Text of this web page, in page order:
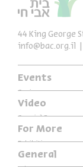
Events
Series
Past Programs
Video
Special Programs
Music
For More
Exhibitions
Articles
General
44 King George
info@bac.org.il